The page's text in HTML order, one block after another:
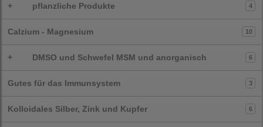
+ pflanzliche Produkte 4
Calzium - Magnesium 10
+ DMSO und Schwefel MSM und anorganisch 6
Gutes für das Immunsystem 3
Kolloidales Silber, Zink und Kupfer 6